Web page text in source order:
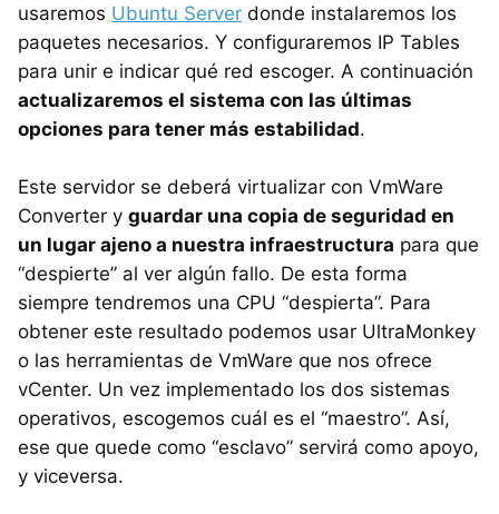
usaremos Ubuntu Server donde instalaremos los
paquetes necesarios. Y configuraremos IP Tables
para unir e indicar qué red escoger. A continuación
actualizaremos el sistema con las últimas
opciones para tener más estabilidad.
Este servidor se deberá virtualizar con VmWare
Converter y guardar una copia de seguridad en
un lugar ajeno a nuestra infraestructura para que
“despierte” al ver algún fallo. De esta forma
siempre tendremos una CPU “despierta”. Para
obtener este resultado podemos usar UltraMonkey
o las herramientas de VmWare que nos ofrece
vCenter. Un vez implementado los dos sistemas
operativos, escogemos cuál es el “maestro”. Así,
ese que quede como “esclavo” servirá como apoyo,
y viceversa.